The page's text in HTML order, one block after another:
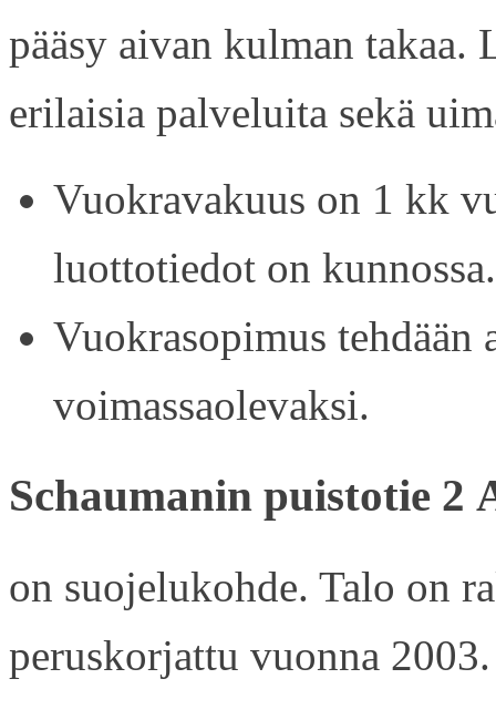
pääsy aivan kulman
erilaisia palveluita sekä
Vuokravakuus on 1 kk
luottotiedot on kunnossa.
Vuokrasopimus tehdään
voimassaolevaksi.
Schaumanin puistotie 2
on suojelukohde. Talo on
peruskorjattu vuonna 2003.